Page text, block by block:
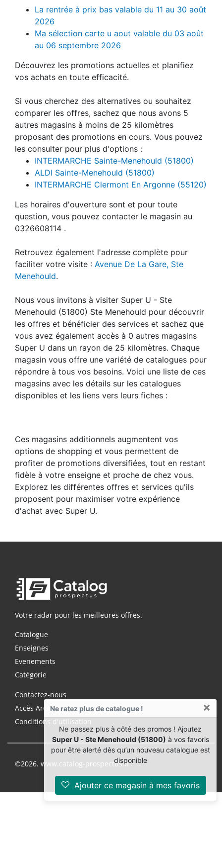
Ne ratez plus de catalogue ! ×
Ne passez plus à côté des promos ! Ajoutez
Super U - Ste Menehould (51800) à vos favoris
pour être alerté dès qu’un nouveau catalogue est
disponible
Ajouter ce magasin à mes favoris
La rentrée à prix bas valable du 11 au 30 août
2026
Ma sélection carte u aout valable du 03 août
au 06 septembre 2026
Découvrez les promotions actuelles et planifiez
vos achats en toute efficacité.
Si vous cherchez des alternatives ou souhaitez
comparer les offres, sachez que nous avons 5
autres magasins à moins de 25 kilomètres
proposant des promotions en cours. Vous pouvez
les consulter pour plus d'options :
INTERMARCHE Sainte-Menehould (51800)
ALDI Sainte-Menehould (51800)
INTERMARCHE Clermont En Argonne (55120)
Les horaires d'ouverture sont et pour toute
question, vous pouvez contacter le magasin au
0326608114 .
Retrouvez également l'adresse complète pour
faciliter votre visite : Avenue De La Gare, Ste
Menehould.
Nous vous invitons à visiter Super U - Ste
Menehould (51800) Ste Menehould pour découvrir
les offres et bénéficier des services et sachez que
vous avez également accès à 0 autres magasins
Super U dans un rayon de 25 kilomètres. Chaque
magasin vous offre une variété de catalogues pour
répondre à tous vos besoins. Voici une liste de ces
magasins avec les détails sur les catalogues
disponibles et les liens vers leurs fiches :
Ces magasins additionnels augmentent vos
options de shopping et vous permettent de
profiter de promotions diversifiées, tout en restant
fidèle à votre enseigne et proche de chez vous.
Explorez les différentes offres et services qu'ils
proposent pour maximiser votre expérience
d'achat avec Super U.
Votre radar pour les meilleures offres.
Catalogue
Enseignes
Evenements
Catégorie
Contactez-nous
Accès Archives Premium
Conditions d'utilisation
©2026. www.catalog-prospectus.fr